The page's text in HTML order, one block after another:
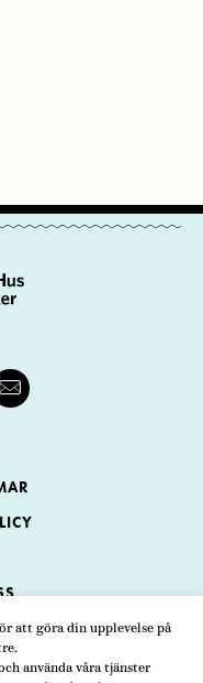
att göra din upplevelse på
använda våra tjänster